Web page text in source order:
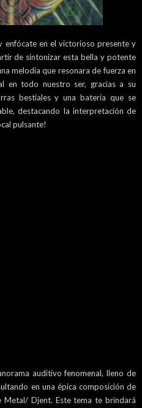
enfócate en el victorioso presente y
de sintonizar esta bella y potente
melodía que resonara de fuerza en
en todo nuestro ser, gracias a su
bestiales y una batería que se
destacando la interpretación de
pulsante!
auditivo fenomenal, lleno de
en una épica composición de
Metal/ Djent. Este tema te brindará